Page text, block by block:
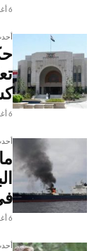
6 أغسطس، 2026
6 أغسطس، 2026
6 أغسطس، 2026